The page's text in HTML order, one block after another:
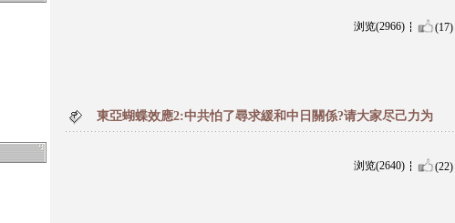
浏览(2966) (17)
東亞蝴蝶效應2:中共怕了尋求緩和中日關係?请大家尽己力为
浏览(2640) (22)